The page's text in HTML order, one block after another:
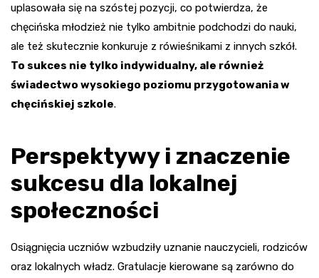
uplasowała się na szóstej pozycji, co potwierdza, że
chęcińska młodzież nie tylko ambitnie podchodzi do nauki,
ale też skutecznie konkuruje z rówieśnikami z innych szkół.
To sukces nie tylko indywidualny, ale również
świadectwo wysokiego poziomu przygotowania w
chęcińskiej szkole.
Perspektywy i znaczenie
sukcesu dla lokalnej
społeczności
Osiągnięcia uczniów wzbudziły uznanie nauczycieli, rodziców
oraz lokalnych władz. Gratulacje kierowane są zarówno do